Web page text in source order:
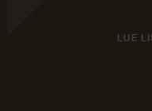
LUE